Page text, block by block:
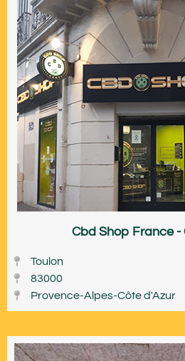
Cbd Shop France -
Toulon
83000
Provence-Alpes-Côte d'Azur